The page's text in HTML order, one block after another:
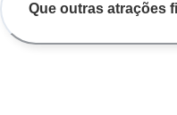
Que outras atrações